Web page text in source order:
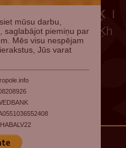
Ķ L
Ķē Ķf Ķg Ķģ Ķh
mūsu darbu,
saglabājot piemiņu par
Mēs visu nespējam
Jūs varat
HABALV22